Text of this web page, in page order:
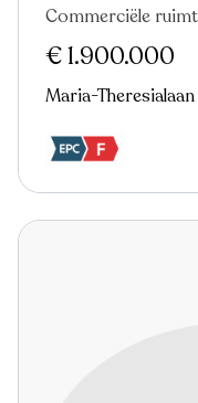
Commerciële
€ 1.900.000
Maria-